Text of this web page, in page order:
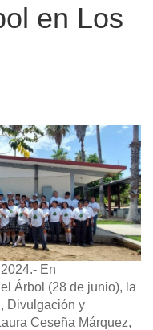
en Los
En
Árbol (28 de junio), la
Divulgación y
Ceseña Márquez,